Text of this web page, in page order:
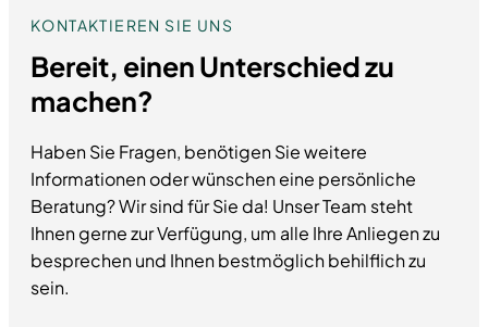
KONTAKTIEREN SIE UNS
Bereit, einen Unterschied zu
machen?
Haben Sie Fragen, benötigen Sie weitere
Informationen oder wünschen eine persönliche
Beratung? Wir sind für Sie da! Unser Team steht
Ihnen gerne zur Verfügung, um alle Ihre Anliegen zu
besprechen und Ihnen bestmöglich behilflich zu
sein.